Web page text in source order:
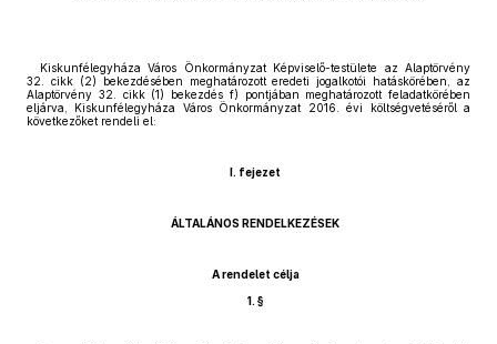
Kiskunfélegyháza Város Önkormányzat Képviselő-testülete az Alaptörvény
32. cikk (2) bekezdésében meghatározott eredeti jogalkotói hatáskörében, az
Alaptörvény 32. cikk (1) bekezdés f) pontjában meghatározott feladatkörében
eljárva, Kiskunfélegyháza Város Önkormányzat 2016. évi költségvetéséről a
következőket rendeli el:
I. fejezet
ÁLTALÁNOS RENDELKEZÉSEK
A rendelet célja
1. §